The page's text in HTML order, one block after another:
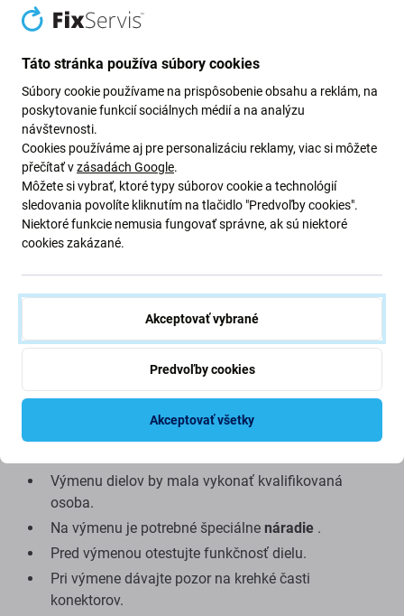
Nabíjačka pre
Ak sa vaše zariadenie prestalo
nabíjačkuna výmenu starej nabíjačky a obnovenie
funkčnosti vášho zariadenia.
Nabíjačka jedodávaná s napájacím káblom , takže ju
môžete zapojiť priamo do zásuvky.
z aftermarketu
vyrába tretia strana, nie
priamo výrobca zariadenia. Ide o kópiu originálu a
náhradný diel dodaný ako aftermarket sa môže
minimálne líšiť vo funkčnosti, kvalite alebo vzhľade.
Tipy pred výmenou:
Výmenu dielov by mala vykonať kvalifikovaná
osoba.
Na výmenu je potrebné špeciálne náradie .
Pred výmenou otestujte funkčnosť dielu.
Pri výmene dávajte pozor na krehké časti
konektorov.
Táto stránka používa súbory cookies
Súbory cookie používame na prispôsobenie obsahu a reklám, na
poskytovanie funkcií sociálnych médií a na analýzu
návštevnosti.
Cookies používáme aj pre personalizáciu reklamy, viac si môžete
přečítať vzásadách Google.
Môžete si vybrať, ktoré typy súborov cookie a technológií
sledovania povolíte kliknutím na tlačidlo "Predvoľby cookies".
Niektoré funkcie nemusia fungovať správne, ak sú niektoré
cookies zakázané.
Akceptovať vybrané
Predvoľby cookies
Akceptovať všetky